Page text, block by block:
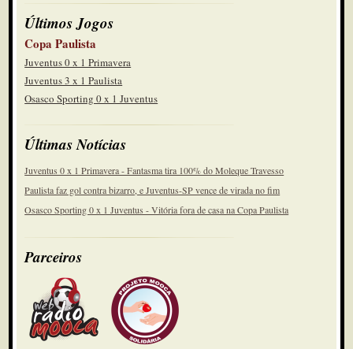
Últimos Jogos
Copa Paulista
Juventus 0 x 1 Primavera
Juventus 3 x 1 Paulista
Osasco Sporting 0 x 1 Juventus
Últimas Notícias
Juventus 0 x 1 Primavera - Fantasma tira 100% do Moleque Travesso
Paulista faz gol contra bizarro, e Juventus-SP vence de virada no fim
Osasco Sporting 0 x 1 Juventus - Vitória fora de casa na Copa Paulista
Parceiros